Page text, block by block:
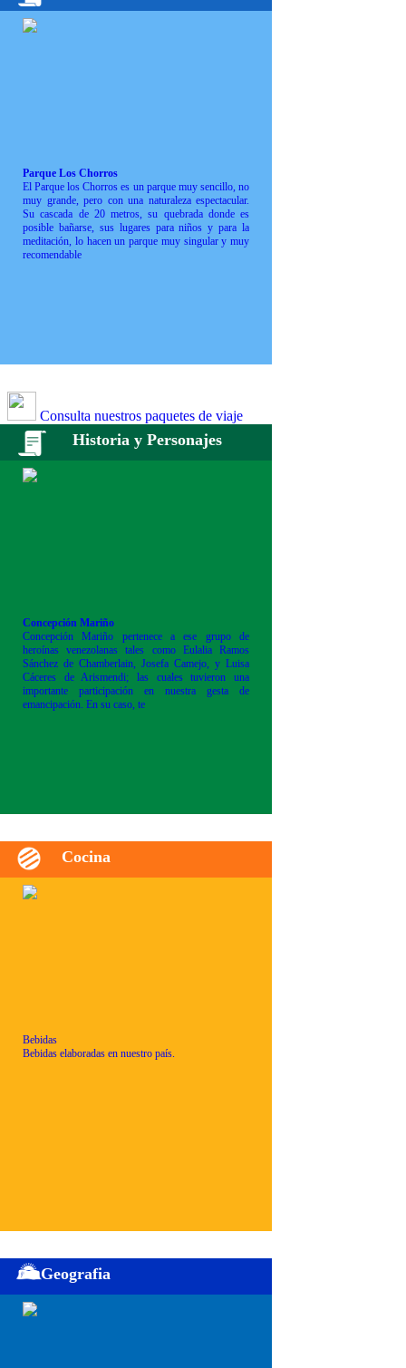
Parque Los Chorros
El Parque los Chorros es un parque muy sencillo, no
muy grande, pero con una naturaleza espectacular.
Su cascada de 20 metros, su quebrada donde es
posible bañarse, sus lugares para niños y para la
meditación, lo hacen un parque muy singular y muy
recomendable
Consulta nuestros paquetes de viaje
Historia y Personajes
Concepción Mariño
Concepción Mariño pertenece a ese grupo de
heroínas venezolanas tales como Eulalia Ramos
Sánchez de Chamberlain, Josefa Camejo, y Luisa
Cáceres de Arismendi; las cuales tuvieron una
importante participación en nuestra gesta de
emancipación. En su caso, te
Cocina
Bebidas
Bebidas elaboradas en nuestro país.
Geografia